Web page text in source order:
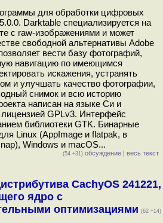
для обработки цифровых
Darktable специализируется на
с raw-изображениями и может
свободной альтернативы Adobe
вести базу фотографий,
навигацию по имеющимся
искажения, устранять
и улучшать качество фотографии,
снимок и всю историю
написан на языке Си и
лицензией GPLv3. Интерфейс
библиотеки GTK. Бинарные
Linux (AppImage и flatpak, в
Windows и macOS...
(54 +31) обсуждение | весь текст
CachyOS 241221,
ядро с
оптимизациями (62 +14)